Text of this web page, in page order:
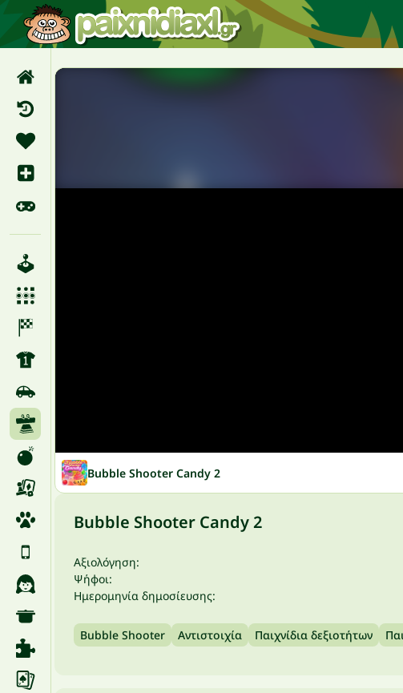
Bubble Shooter Candy 2
Bubble Shooter Candy 2
Αξιολόγηση:
Ψήφοι:
Ημερομηνία δημοσίευσης:
Bubble Shooter Αντιστοιχία Παιχνίδια δεξιοτήτων